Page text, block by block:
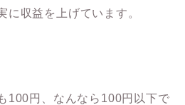
に収益を上げています。
100円、なんなら100円以下で